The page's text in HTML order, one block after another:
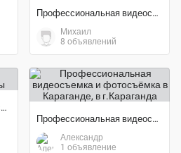
Профессиональная видеосъемка
Михаил
8 объявлений
Профессиональная видеосъемка
Профессиональная видеосъемка и фотосъёмка в Караганде
Александр
1 объявление